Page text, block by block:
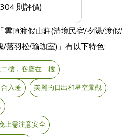
則評價)
雲頂渡假山莊(清境民宿/夕陽/渡假/
落羽松/瑜珈室)」有以下特色:
樓，客廳在一樓
入睡
美麗的日出和星空景觀
上需注意安全